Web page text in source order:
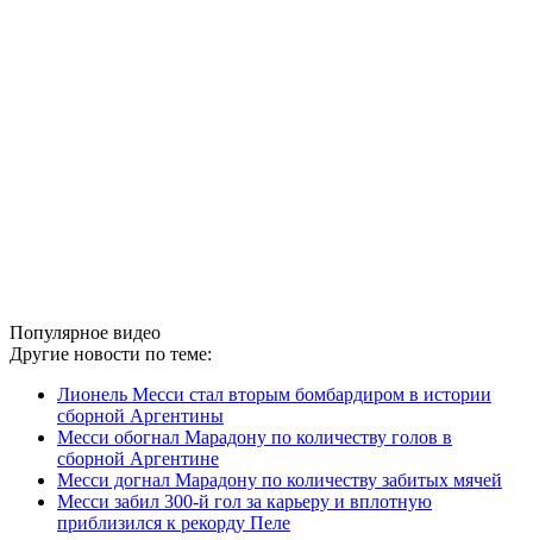
Популярное видео
Другие новости по теме:
Лионель Месси стал вторым бомбардиром в истории
сборной Аргентины
Месси обогнал Марадону по количеству голов в
сборной Аргентине
Месси догнал Марадону по количеству забитых мячей
Месси забил 300-й гол за карьеру и вплотную
приблизился к рекорду Пеле